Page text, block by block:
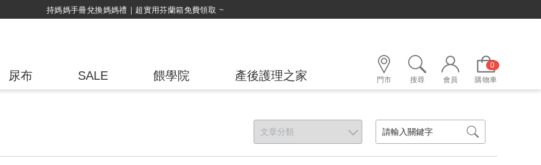
持媽媽手冊兌換媽媽禮｜超實用芬蘭箱免費領取 ~
尿布 SALE 餵學院 產後護理之家 門市 搜尋 會員
0
購物車